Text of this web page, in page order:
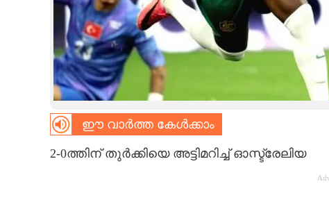
CARTOONS
ഈ വാർത്ത കേൾക്കാം
2-0ത്തിന് തുർക്കിയെ അട്ടിമറിച്ച് ഓസ്ട്രേലിയ